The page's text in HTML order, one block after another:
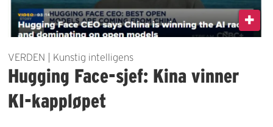
VERDEN | Kunstig intelligens
Hugging Face-sjef: Kina vinner
KI-kappløpet